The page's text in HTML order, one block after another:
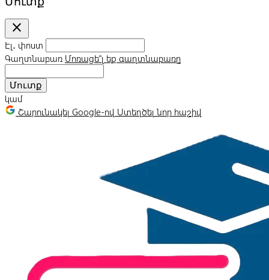
close
Էլ․ փոստ
Գաղտնաբառ Մոռացե՞լ եք գաղտնաբառը
Մուտք
կամ
Շարունակել Google-ով Ստեղծել նոր հաշիվ